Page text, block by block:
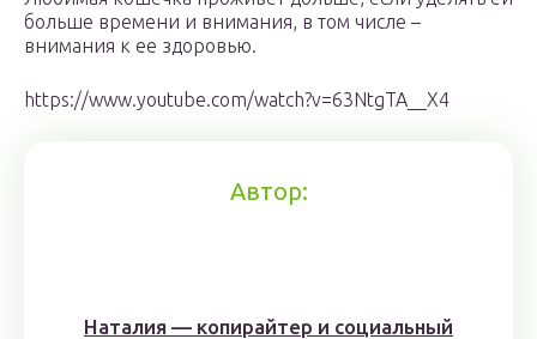
больше времени и внимания, в том числе –
внимания к ее здоровью.
https://www.youtube.com/watch?v=63NtgTA__X4
Автор:
Наталия — копирайтер и социальный